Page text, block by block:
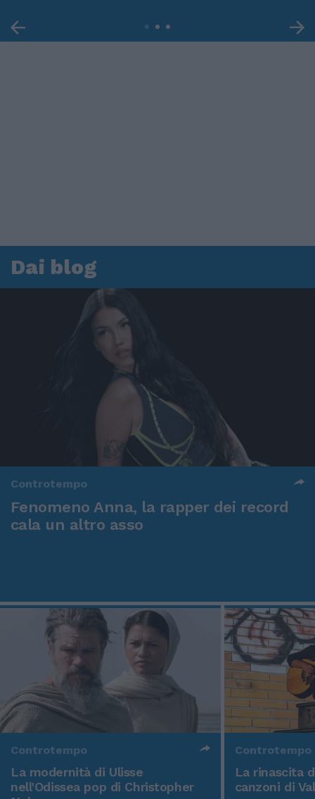
Dai blog
Controtempo
Fenomeno Anna, la rapper dei record
cala un altro asso
Controtempo
La modernità di Ulisse
nell'Odissea pop di Christopher
Controtempo
La rinascita
canzoni di